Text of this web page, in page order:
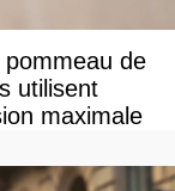
de
utilisent
maximale